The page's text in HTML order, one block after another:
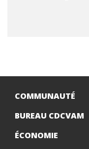
COMMUNAUTÉ
BUREAU CDCVAM
ÉCONOMIE